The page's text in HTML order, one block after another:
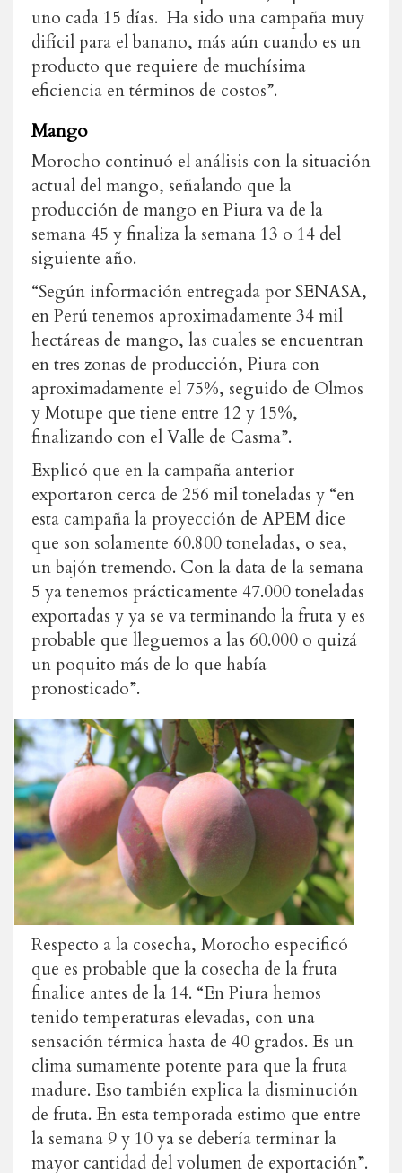
uno cada 15 días. Ha sido una campaña muy
difícil para el banano, más aún cuando es un
producto que requiere de muchísima
eficiencia en términos de costos”.
Mango
Morocho continuó el análisis con la situación
actual del mango, señalando que la
producción de mango en Piura va de la
semana 45 y finaliza la semana 13 o 14 del
siguiente año.
“Según información entregada por SENASA,
en Perú tenemos aproximadamente 34 mil
hectáreas de mango, las cuales se encuentran
en tres zonas de producción, Piura con
aproximadamente el 75%, seguido de Olmos
y Motupe que tiene entre 12 y 15%,
finalizando con el Valle de Casma”.
Explicó que en la campaña anterior
exportaron cerca de 256 mil toneladas y “en
esta campaña la proyección de APEM dice
que son solamente 60.800 toneladas, o sea,
un bajón tremendo. Con la data de la semana
5 ya tenemos prácticamente 47.000 toneladas
exportadas y ya se va terminando la fruta y es
probable que lleguemos a las 60.000 o quizá
un poquito más de lo que había
pronosticado”.
Respecto a la cosecha, Morocho especificó
que es probable que la cosecha de la fruta
finalice antes de la 14. “En Piura hemos
tenido temperaturas elevadas, con una
sensación térmica hasta de 40 grados. Es un
clima sumamente potente para que la fruta
madure. Eso también explica la disminución
de fruta. En esta temporada estimo que entre
la semana 9 y 10 ya se debería terminar la
mayor cantidad del volumen de exportación”.